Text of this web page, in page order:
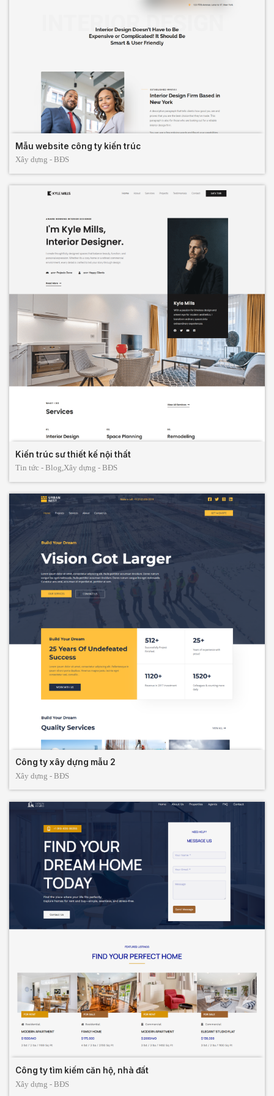
Mẫu website công ty kiến trúc
Xây dựng - BĐS
Kiến trúc sư thiết kế nội thất
Tin tức - Blog, Xây dựng - BĐS
Công ty xây dựng mẫu 2
Xây dựng - BĐS
Công ty tìm kiếm căn hộ, nhà đất
Xây dựng - BĐS